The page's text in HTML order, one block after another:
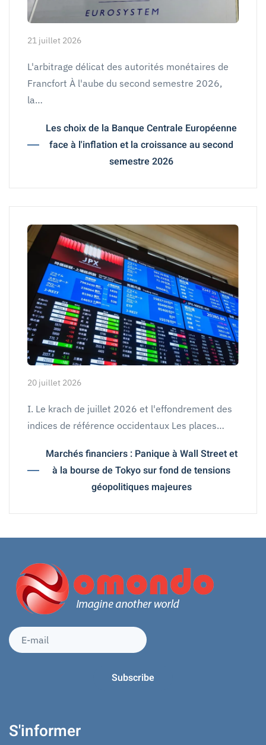
21 juillet 2026
L'arbitrage délicat des autorités monétaires de
Francfort À l'aube du second semestre 2026,
la…
Les choix de la Banque Centrale Européenne
face à l'inflation et la croissance au second
semestre 2026
20 juillet 2026
I. Le krach de juillet 2026 et l'effondrement des
indices de référence occidentaux Les places…
Marchés financiers : Panique à Wall Street et
à la bourse de Tokyo sur fond de tensions
géopolitiques majeures
S'informer